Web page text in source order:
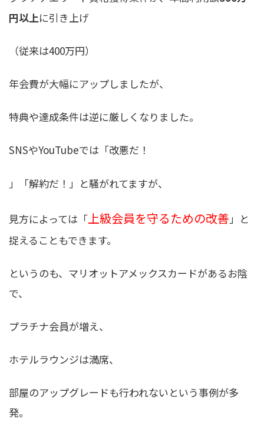
円以上に引き上げ
（従来は400万円）
年会費が大幅にアップしましたが、
特典や達成条件は逆に厳しくなりました。
SNSやYouTubeでは「改悪だ！
」「解約だ！」と騒がれてますが、
見方によっては「 上級会員を守るための改善 」と
捉えることもできます。
というのも、マリオットアメックスカードがあるお陰
で、
プラチナ会員が増え、
ホテルラウンジは満席、
部屋のアップグレードも行われないという事例が多
発。